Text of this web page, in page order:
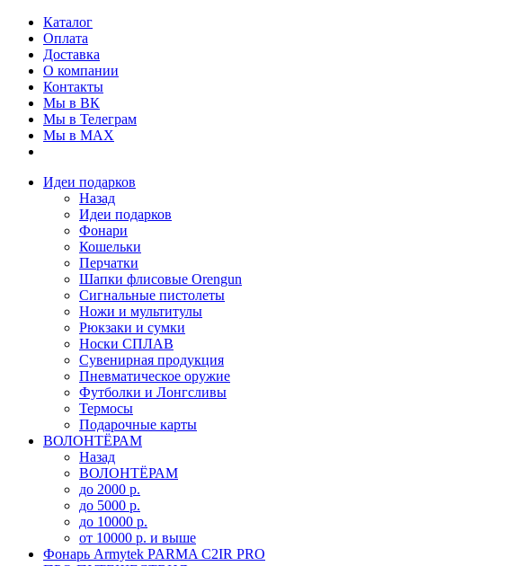
Каталог
Оплата
Доставка
О компании
Контакты
Мы в ВК
Мы в Телеграм
Мы в МAX
Идеи подарков
Назад
Идеи подарков
Фонари
Кошельки
Перчатки
Шапки флисовые Orengun
Сигнальные пистолеты
Ножи и мультитулы
Рюкзаки и сумки
Носки СПЛАВ
Сувенирная продукция
Пневматическое оружие
Футболки и Лонгсливы
Термосы
Подарочные карты
ВОЛОНТЁРАМ
Назад
ВОЛОНТЁРАМ
до 2000 р.
до 5000 р.
до 10000 р.
от 10000 р. и выше
Фонарь Armytek PARMA C2IR PRO